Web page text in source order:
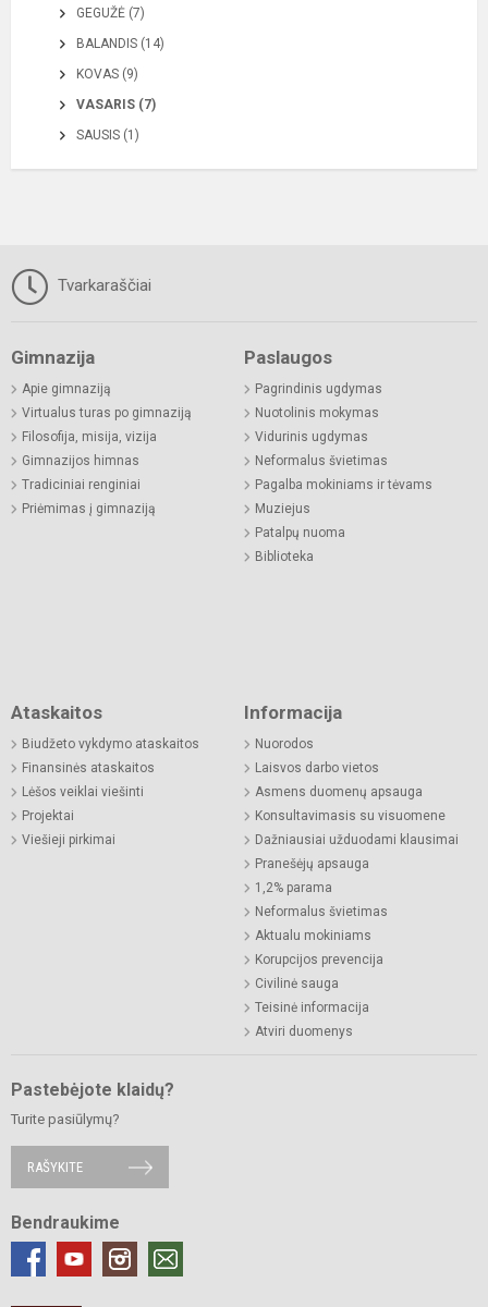
GEGUŽĖ (7)
BALANDIS (14)
KOVAS (9)
VASARIS (7)
SAUSIS (1)
Tvarkaraščiai
Gimnazija
Apie gimnaziją
Virtualus turas po gimnaziją
Filosofija, misija, vizija
Gimnazijos himnas
Tradiciniai renginiai
Priėmimas į gimnaziją
Paslaugos
Pagrindinis ugdymas
Nuotolinis mokymas
Vidurinis ugdymas
Neformalus švietimas
Pagalba mokiniams ir tėvams
Muziejus
Patalpų nuoma
Biblioteka
Ataskaitos
Biudžeto vykdymo ataskaitos
Finansinės ataskaitos
Lėšos veiklai viešinti
Projektai
Viešieji pirkimai
Informacija
Nuorodos
Laisvos darbo vietos
Asmens duomenų apsauga
Konsultavimasis su visuomene
Dažniausiai užduodami klausimai
Pranešėjų apsauga
1,2% parama
Neformalus švietimas
Aktualu mokiniams
Korupcijos prevencija
Civilinė sauga
Teisinė informacija
Atviri duomenys
Pastebėjote klaidų?
Turite pasiūlymų?
RAŠYKITE
Bendraukime